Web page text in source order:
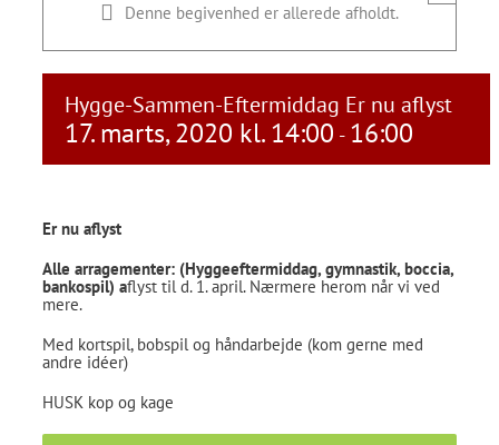
Denne begivenhed er allerede afholdt.
Hygge-Sammen-Eftermiddag Er nu aflyst
17. marts, 2020 kl. 14:00 - 16:00
Er nu aflyst
Alle arragementer: (Hyggeeftermiddag, gymnastik, boccia,
bankospil) aflyst til d. 1. april. Nærmere herom når vi ved
mere.
Med kortspil, bobspil og håndarbejde (kom gerne med
andre idéer)
HUSK kop og kage